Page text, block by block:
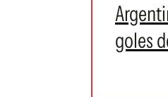
goles